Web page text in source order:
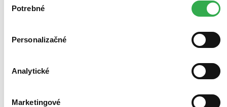
keby sme mohli používať všetky tieto cookies. Ďakujeme!
súhlasu
Potrebné
Personalizačné
Analytické
Marketingové